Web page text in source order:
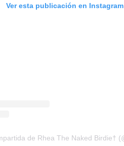
Ver esta publicación en Instagram